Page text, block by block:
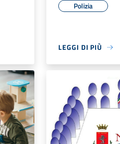
Polizia
LEGGI DI PIÙ